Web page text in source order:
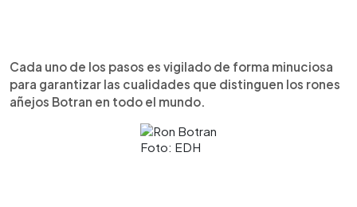
Cada uno de los pasos es vigilado de forma minuciosa
para garantizar las cualidades que distinguen los rones
añejos Botran en todo el mundo.
Foto: EDH